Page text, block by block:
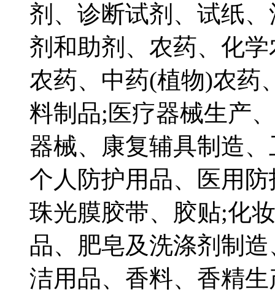
剂、诊断试剂、试纸
剂和助剂、农药、化
农药、中药(植物)农药
料制品;医疗器械生产
器械、康复辅具制造
个人防护用品、医用
珠光膜胶带、胶贴;化
品、肥皂及洗涤剂制
洁用品、香料、香精